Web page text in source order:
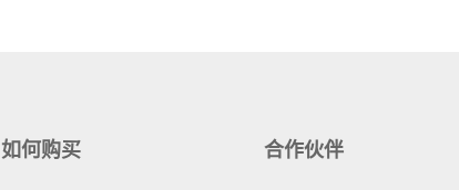
如何购买 合作伙伴